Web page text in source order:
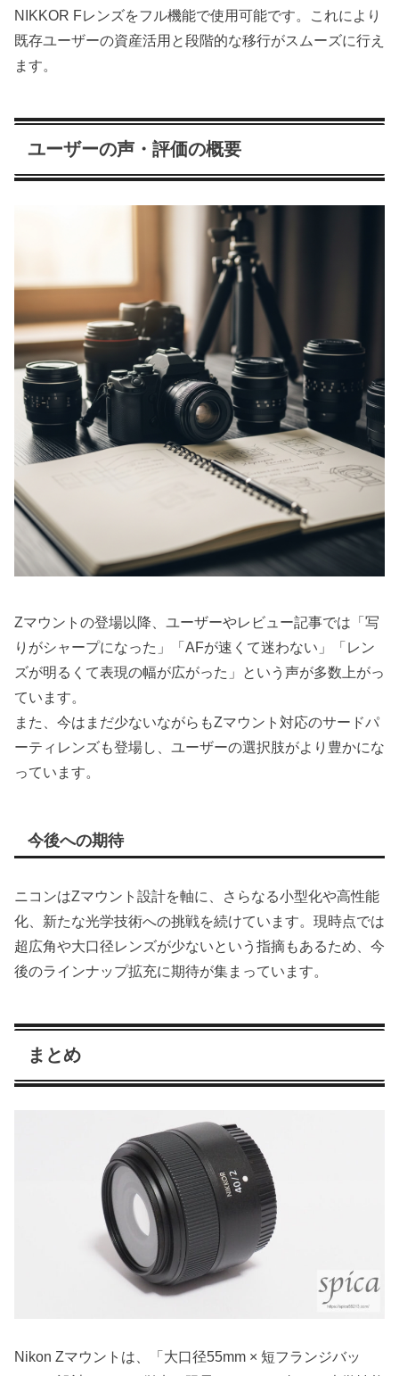
NIKKOR Fレンズをフル機能で使用可能です。これにより
既存ユーザーの資産活用と段階的な移行がスムーズに行え
ます。
ユーザーの声・評価の概要
Zマウントの登場以降、ユーザーやレビュー記事では「写
りがシャープになった」「AFが速くて迷わない」「レン
ズが明るくて表現の幅が広がった」という声が多数上がっ
ています。
また、今はまだ少ないながらもZマウント対応のサードパ
ーティレンズも登場し、ユーザーの選択肢がより豊かにな
っています。
今後への期待
ニコンはZマウント設計を軸に、さらなる小型化や高性能
化、新たな光学技術への挑戦を続けています。現時点では
超広角や大口径レンズが少ないという指摘もあるため、今
後のラインナップ拡充に期待が集まっています。
まとめ
Nikon Zマウントは、「大口径55mm × 短フランジバッ